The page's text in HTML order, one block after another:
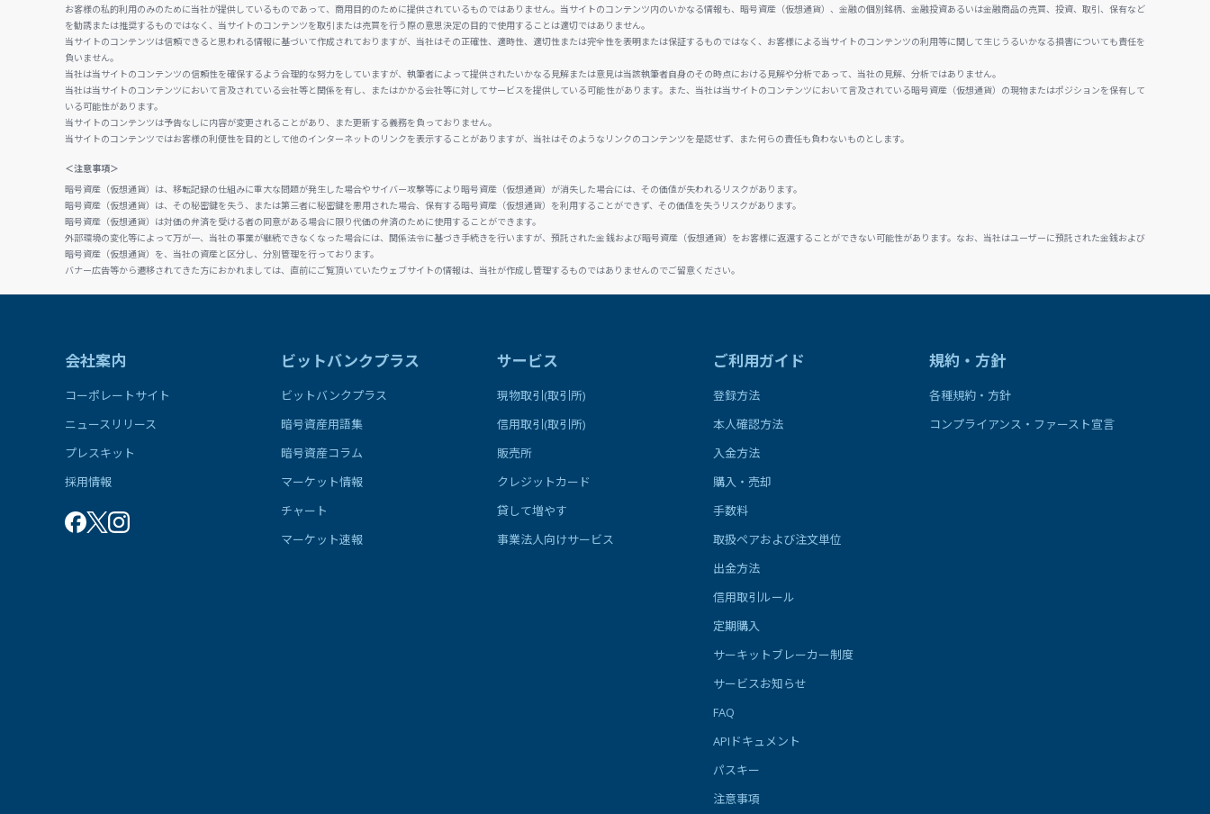
お客様の私的利用のみのために当社が提供しているものであって、商用目的のために提供されているものではありません。当サイトのコンテンツ内のいかなる情報も、暗号資産（仮想通貨）、金融の個別銘柄、金融投資あるいは金融商品の売買、投資、取引、保有など
を勧誘または推奨するものではなく、当サイトのコンテンツを取引または売買を行う際の意思決定の目的で使用することは適切ではありません。
当サイトのコンテンツは信頼できると思われる情報に基づいて作成されておりますが、当社はその正確性、適時性、適切性または完全性を表明または保証するものではなく、お客様による当サイトのコンテンツの利用等に関して生じうるいかなる損害についても責任を
負いません。
当社は当サイトのコンテンツの信頼性を確保するよう合理的な努力をしていますが、執筆者によって提供されたいかなる見解または意見は当該執筆者自身のその時点における見解や分析であって、当社の見解、分析ではありません。
当社は当サイトのコンテンツにおいて言及されている会社等と関係を有し、またはかかる会社等に対してサービスを提供している可能性があります。また、当社は当サイトのコンテンツにおいて言及されている暗号資産（仮想通貨）の現物またはポジションを保有して
いる可能性があります。
当サイトのコンテンツは予告なしに内容が変更されることがあり、また更新する義務を負っておりません。
当サイトのコンテンツではお客様の利便性を目的として他のインターネットのリンクを表示することがありますが、当社はそのようなリンクのコンテンツを是認せず、また何らの責任も負わないものとします。
＜注意事項＞
暗号資産（仮想通貨）は、移転記録の仕組みに重大な問題が発生した場合やサイバー攻撃等により暗号資産（仮想通貨）が消失した場合には、その価値が失われるリスクがあります。
暗号資産（仮想通貨）は、その秘密鍵を失う、または第三者に秘密鍵を悪用された場合、保有する暗号資産（仮想通貨）を利用することができず、その価値を失うリスクがあります。
暗号資産（仮想通貨）は対価の弁済を受ける者の同意がある場合に限り代価の弁済のために使用することができます。
外部環境の変化等によって万が一、当社の事業が継続できなくなった場合には、関係法令に基づき手続きを行いますが、預託された金銭および暗号資産（仮想通貨）をお客様に返還することができない可能性があります。なお、当社はユーザーに預託された金銭および
暗号資産（仮想通貨）を、当社の資産と区分し、分別管理を行っております。
バナー広告等から遷移されてきた方におかれましては、直前にご覧頂いていたウェブサイトの情報は、当社が作成し管理するものではありませんのでご留意ください。
会社案内
コーポレートサイト
ニュースリリース
プレスキット
採用情報
ビットバンクプラス
ビットバンクプラス
暗号資産用語集
暗号資産コラム
マーケット情報
チャート
マーケット速報
サービス
現物取引(取引所)
信用取引(取引所)
販売所
クレジットカード
貸して増やす
事業法人向けサービス
ご利用ガイド
登録方法
本人確認方法
入金方法
購入・売却
手数料
取扱ペアおよび注文単位
出金方法
信用取引ルール
定期購入
サーキットブレーカー制度
サービスお知らせ
FAQ
APIドキュメント
パスキー
注意事項
規約・方針
各種規約・方針
コンプライアンス・ファースト宣言